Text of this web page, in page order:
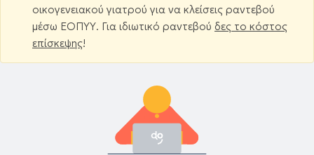
οικογενειακού γιατρού για να κλείσεις ραντεβού
μέσω ΕΟΠΥΥ. Για ιδιωτικό ραντεβού δες το κόστος
επίσκεψης!